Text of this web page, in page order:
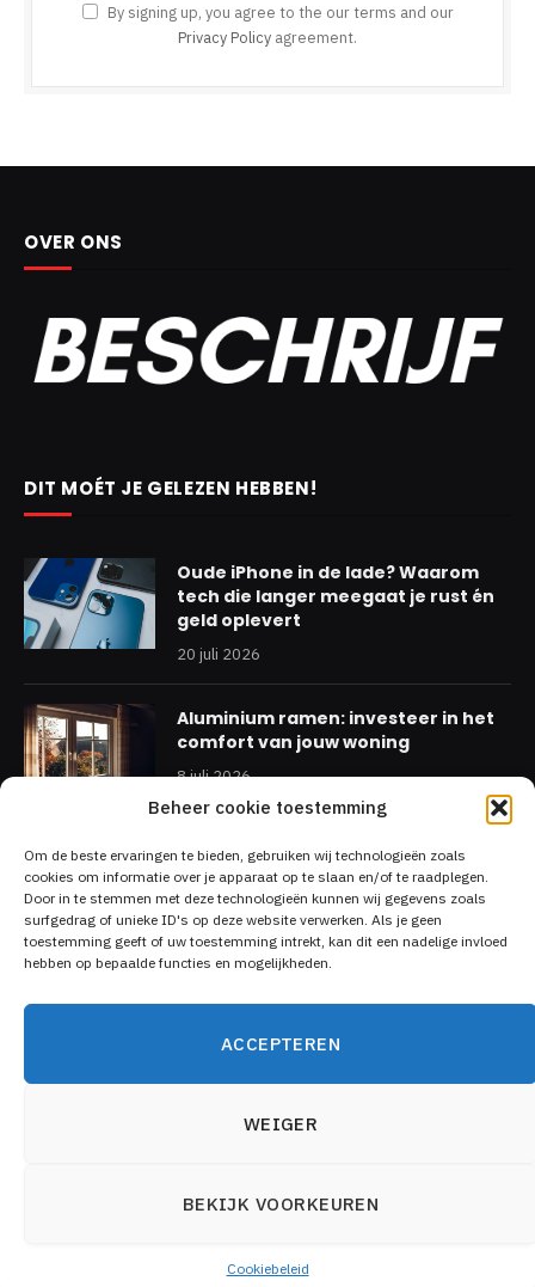
Beheer cookie toestemming
Om de beste ervaringen te bieden, gebruiken wij technologieën zoals
cookies om informatie over je apparaat op te slaan en/of te raadplegen.
Door in te stemmen met deze technologieën kunnen wij gegevens zoals
surfgedrag of unieke ID's op deze website verwerken. Als je geen
toestemming geeft of uw toestemming intrekt, kan dit een nadelige invloed
hebben op bepaalde functies en mogelijkheden.
ACCEPTEREN
WEIGER
BEKIJK VOORKEUREN
Cookiebeleid
By signing up, you agree to the our terms and our
Privacy Policy agreement.
OVER ONS
DIT MOÉT JE GELEZEN HEBBEN!
Oude iPhone in de lade? Waarom
tech die langer meegaat je rust én
geld oplevert
20 juli 2026
Aluminium ramen: investeer in het
comfort van jouw woning
8 juli 2026
Ja, ook in de zomer kan je fors
energie besparen!
5 juli 2026